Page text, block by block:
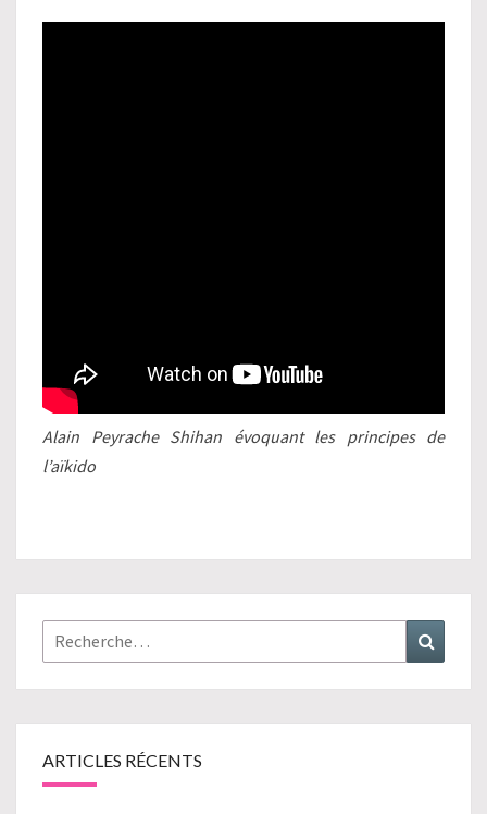
Alain Peyrache Shihan évoquant les principes de
l’aïkido
Rechercher :
ARTICLES RÉCENTS